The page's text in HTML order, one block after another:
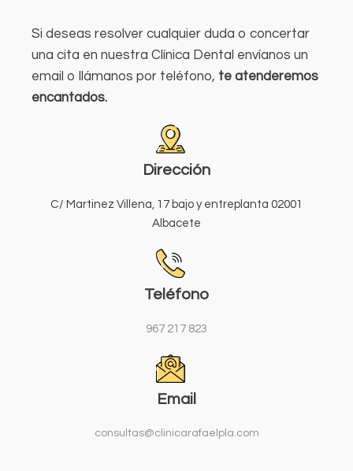
Si deseas resolver cualquier duda o concertar
una cita en nuestra Clínica Dental envíanos un
email o llámanos por teléfono, te atenderemos
encantados.
Dirección
C/ Martinez Villena, 17 bajo y entreplanta 02001
Albacete
Teléfono
967 217 823
Email
consultas@clinicarafaelpla.com